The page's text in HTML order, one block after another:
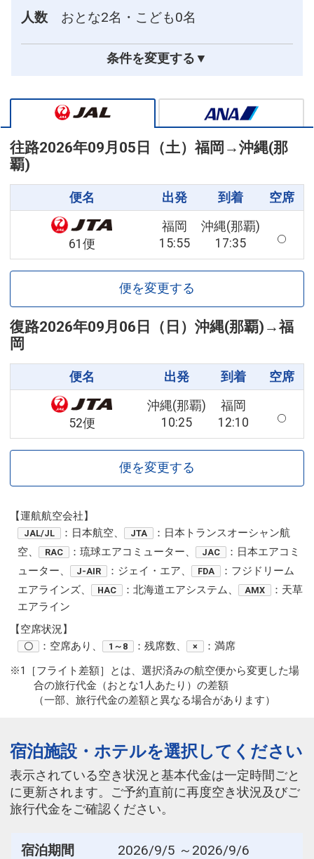
人数
おとな2名・こども0名
条件を変更する▼
往路2026年09月05日（土）福岡 →沖縄(那
覇)
便名 出発 到着 空席
61便
福岡
15:55
沖縄(那覇)
17:35
便を変更する
復路2026年09月06日（日） 沖縄(那覇) →福
岡
便名 出発 到着 空席
52便
沖縄(那覇)
10:25
福岡
12:10
便を変更する
【運航航空会社】
JAL/JL ：日本航空、 JTA
：日本トランスオーシャン航
空、
RAC ：琉球エアコミューター、 JAC
：日本エアコミ
ューター、
J-AIR ：ジェイ・エア、 FDA
：フジドリーム
エアラインズ、
HAC ：北海道エアシステム、 AMX
：天草
エアライン
【空席状況】
〇 ：空席あり、 1～8 ：残席数、 ×
：満席
※1［フライト差額］とは、選択済みの航空便から変更した場
合の旅行代金（おとな1人あたり）の差額
（一部、旅行代金の差額と異なる場合があります）
宿泊施設・ホテルを選択してください
表示されている空き状況と基本代金は一定時間ごと
に更新されます。ご予約直前に再度空き状況及びご
旅行代金をご確認ください。
宿泊期間
2026/9/5 ～2026/9/6